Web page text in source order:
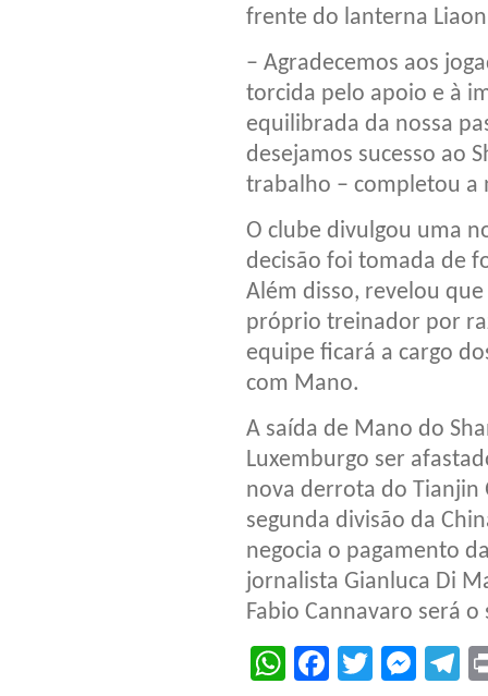
frente do lanterna
– Agradecemos aos
torcida pelo apoio e à
equilibrada da nossa
desejamos sucesso ao
trabalho – completou a
O clube divulgou uma
decisão foi tomada de
Além disso, revelou
próprio treinador por
equipe ficará a cargo
com Mano.
A saída de Mano do
Luxemburgo ser
nova derrota do Tianjin
segunda divisão da
negocia o pagamento
jornalista Gianluca Di
Fabio Cannavaro será
WhatsApp
Facebook
Twitter